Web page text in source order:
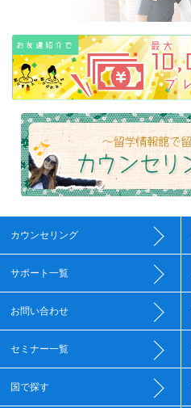
カウンセリング
サポート一覧
お問い合わせ
セミナー一覧
国で探す